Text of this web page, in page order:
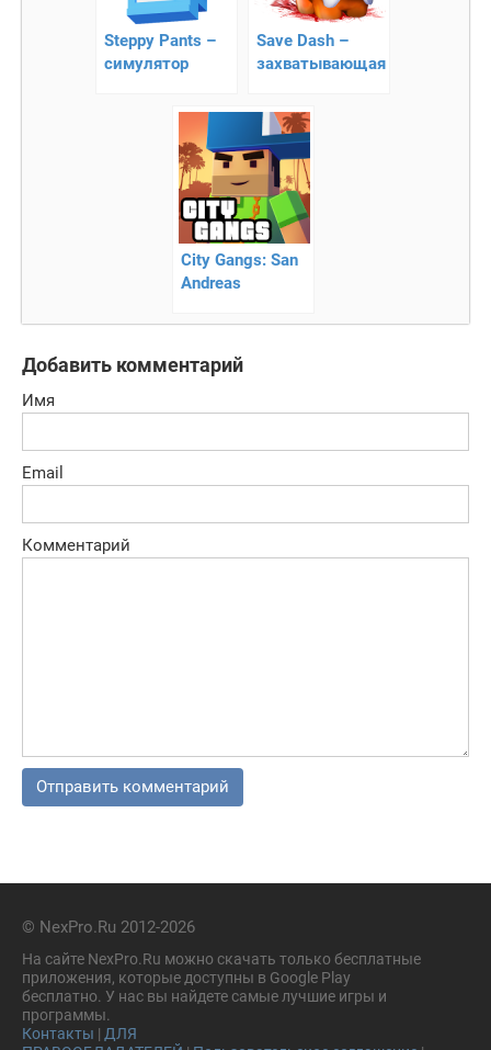
Steppy Pants –
симулятор
Save Dash –
захватывающая
City Gangs: San
Andreas
Добавить комментарий
Имя
Email
Комментарий
© NexPro.Ru 2012-2026
На сайте NexPro.Ru можно скачать только бесплатные
приложения, которые доступны в Google Play
бесплатно. У нас вы найдете самые лучшие игры и
программы.
Контакты | ДЛЯ